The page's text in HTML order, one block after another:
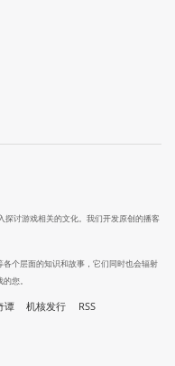
探讨游戏相关的文化。我们开发原创的播客
个层面的知识和故事，它们同时也会辐射
您。
谭 机核发行 RSS